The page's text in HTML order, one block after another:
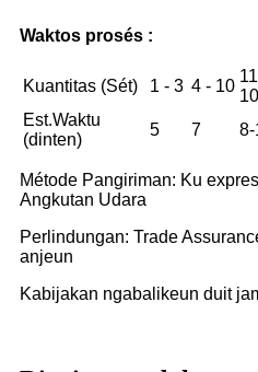
Waktos prosés :
Kuantitas (Sét) 1 - 3 4 - 10
Est.Waktu
(dinten)
5 7 8-
Métode Pangiriman: Ku
Angkutan Udara
Perlindungan: Trade
anjeun
Kabijakan ngabalikeun duit